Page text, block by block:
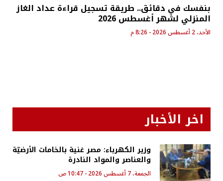
بنفسك في دقائق.. طريقة تسجيل قراءة عداد الغاز
المنزلي لشهر أغسطس 2026
الأحد، 2 أغسطس 2026 - 8:26 م
اخر الأخبار
وزير الكهرباء: مصر غنية بالخامات الأرضيّة
والعناصر والمواد النادرة
الجمعة، 7 أغسطس 2026 - 10:47 ص